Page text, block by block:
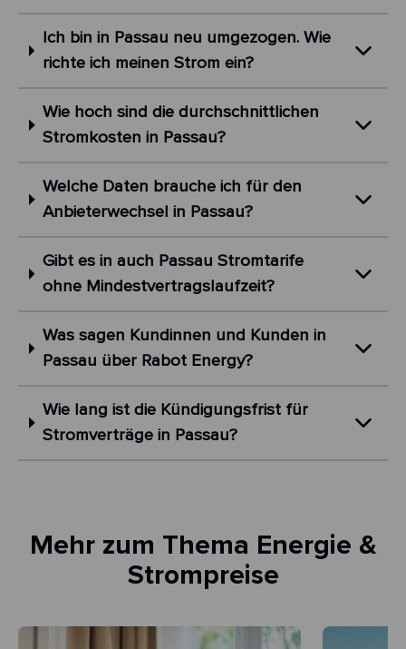
Ich bin in Passau neu umgezogen. Wie
richte ich meinen Strom ein?
Wie hoch sind die durchschnittlichen
Stromkosten in Passau?
Welche Daten brauche ich für den
Anbieterwechsel in Passau?
Gibt es in auch Passau Stromtarife
ohne Mindestvertragslaufzeit?
Was sagen Kundinnen und Kunden in
Passau über Rabot Energy?
Wie lang ist die Kündigungsfrist für
Stromverträge in Passau?
Mehr zum Thema Energie &
Strompreise